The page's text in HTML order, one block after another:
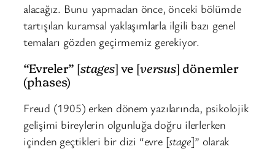
alacağız. Bunu yapmadan önce, önceki bölümde
tartışılan kuramsal yaklaşımlarla ilgili bazı genel
temaları gözden geçirmemiz gerekiyor.
“Evreler” [stages] ve [versus] dönemler
(phases)
Freud (1905) erken dönem yazılarında, psikolojik
gelişimi bireylerin olgunluğa doğru ilerlerken
içinden geçtikleri bir dizi “evre [stage]” olarak